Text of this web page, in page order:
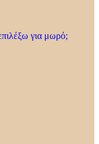
για μωρό;